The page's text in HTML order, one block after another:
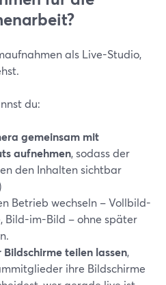
als Live-Studio,
du:
gemeinsam mit
aufnehmen, sodass der
den Inhalten sichtbar
)
Betrieb wechseln – Vollbild-
Bild-im-Bild – ohne später
Bildschirme teilen lassen,
ihre Bildschirme